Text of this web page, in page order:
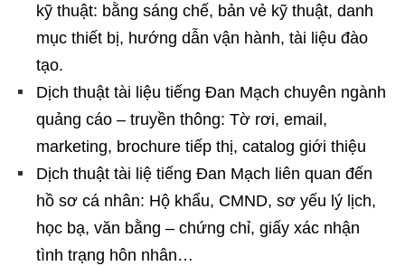
kỹ thuật: bằng sáng chế, bản vẻ kỹ thuật, danh
mục thiết bị, hướng dẫn vận hành, tài liệu đào
tạo.
Dịch thuật tài liệu tiếng Đan Mạch chuyên ngành
quảng cáo – truyền thông: Tờ rơi, email,
marketing, brochure tiếp thị, catalog giới thiệu
Dịch thuật tài liệ tiếng Đan Mạch liên quan đến
hồ sơ cá nhân: Hộ khẩu, CMND, sơ yếu lý lịch,
học bạ, văn bằng – chứng chỉ, giấy xác nhận
tình trạng hôn nhân…